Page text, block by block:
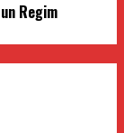
Regim